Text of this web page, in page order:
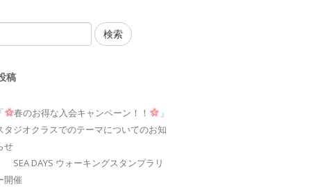
検索
稿
春のお得な入会キャンペーン！！
」
タジオクラスでのテーマについてのお知
せ
DAYS ウォーキングスタンプラリ
開催